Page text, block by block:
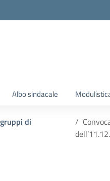
Albo sindacale
di